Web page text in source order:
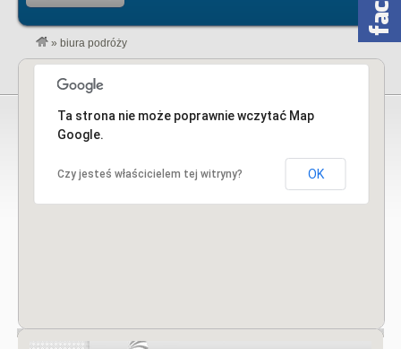
» biura podróży
Ta strona nie może poprawnie wczytać Map
Google.
Czy jesteś właścicielem tej witryny? OK